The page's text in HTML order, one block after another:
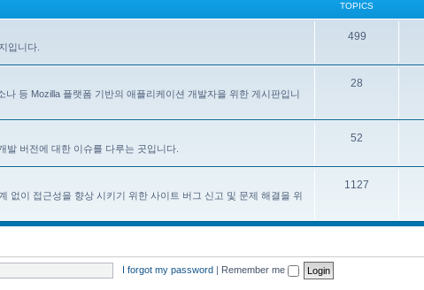
TOPICS
입니다.
499
등 Mozilla 플랫폼 기반의 애플리케이션 개발자을 위한 게시판입니
28
발 버전에 대한 이슈를 다루는 곳입니다.
52
없이 접근성을 향상 시키기 위한 사이트 버그 신고 및 문제 해결을 위
1127
I forgot my password | Remember me